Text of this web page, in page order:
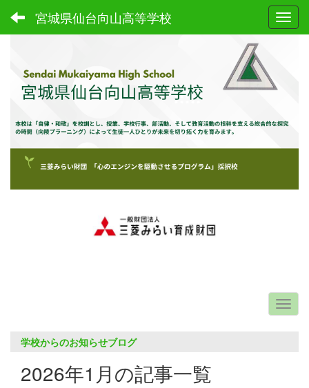
宮城県仙台向山高等学校
学校からのお知らせブログ
2026年1月の記事一覧